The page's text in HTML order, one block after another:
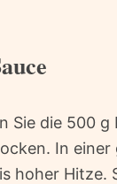
Sie die 500
In
hoher Hitze.